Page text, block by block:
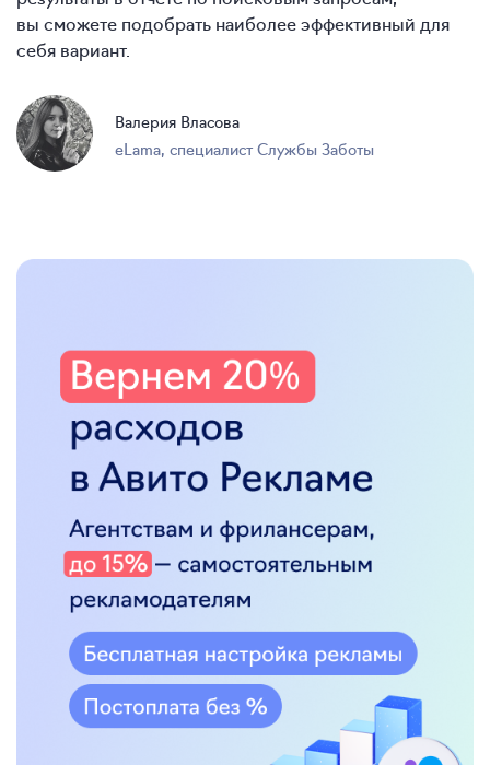
вы сможете подобрать наиболее эффективный для
себя вариант.
Валерия Власова
eLama, специалист Службы Заботы